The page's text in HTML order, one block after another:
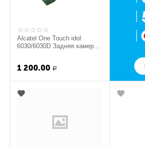
Alcatel One Touch idol
6030/6030D Задняя камера
1 200.00 Р